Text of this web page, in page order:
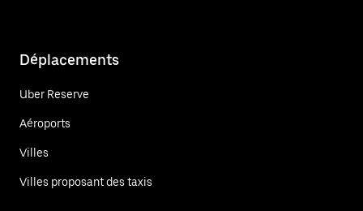
Déplacements
Uber Reserve
Aéroports
Villes
Villes proposant des taxis